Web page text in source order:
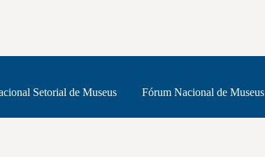
Setorial de Museus Fórum Nacional de Museus